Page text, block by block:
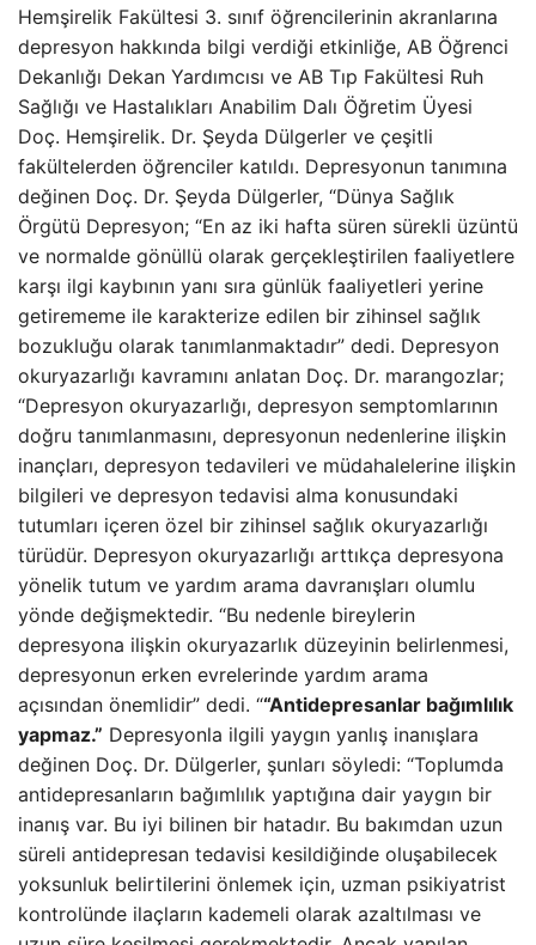
Hemşirelik Fakültesi 3. sınıf öğrencilerinin akranlarına
depresyon hakkında bilgi verdiği etkinliğe, AB Öğrenci
Dekanlığı Dekan Yardımcısı ve AB Tıp Fakültesi Ruh
Sağlığı ve Hastalıkları Anabilim Dalı Öğretim Üyesi
Doç. Hemşirelik. Dr. Şeyda Dülgerler ve çeşitli
fakültelerden öğrenciler katıldı. Depresyonun tanımına
değinen Doç. Dr. Şeyda Dülgerler, “Dünya Sağlık
Örgütü Depresyon; “En az iki hafta süren sürekli üzüntü
ve normalde gönüllü olarak gerçekleştirilen faaliyetlere
karşı ilgi kaybının yanı sıra günlük faaliyetleri yerine
getirememe ile karakterize edilen bir zihinsel sağlık
bozukluğu olarak tanımlanmaktadır” dedi. Depresyon
okuryazarlığı kavramını anlatan Doç. Dr. marangozlar;
“Depresyon okuryazarlığı, depresyon semptomlarının
doğru tanımlanmasını, depresyonun nedenlerine ilişkin
inançları, depresyon tedavileri ve müdahalelerine ilişkin
bilgileri ve depresyon tedavisi alma konusundaki
tutumları içeren özel bir zihinsel sağlık okuryazarlığı
türüdür. Depresyon okuryazarlığı arttıkça depresyona
yönelik tutum ve yardım arama davranışları olumlu
yönde değişmektedir. “Bu nedenle bireylerin
depresyona ilişkin okuryazarlık düzeyinin belirlenmesi,
depresyonun erken evrelerinde yardım arama
açısından önemlidir” dedi. ““Antidepresanlar bağımlılık
yapmaz.” Depresyonla ilgili yaygın yanlış inanışlara
değinen Doç. Dr. Dülgerler, şunları söyledi: “Toplumda
antidepresanların bağımlılık yaptığına dair yaygın bir
inanış var. Bu iyi bilinen bir hatadır. Bu bakımdan uzun
süreli antidepresan tedavisi kesildiğinde oluşabilecek
yoksunluk belirtilerini önlemek için, uzman psikiyatrist
kontrolünde ilaçların kademeli olarak azaltılması ve